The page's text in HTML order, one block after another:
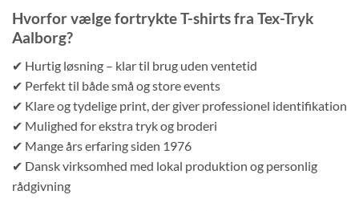
Hvorfor vælge fortrykte T-shirts fra Tex-Tryk
Aalborg?
✔ Hurtig løsning – klar til brug uden ventetid
✔ Perfekt til både små og store events
✔ Klare og tydelige print, der giver professionel identifikation
✔ Mulighed for ekstra tryk og broderi
✔ Mange års erfaring siden 1976
✔ Dansk virksomhed med lokal produktion og personlig
rådgivning